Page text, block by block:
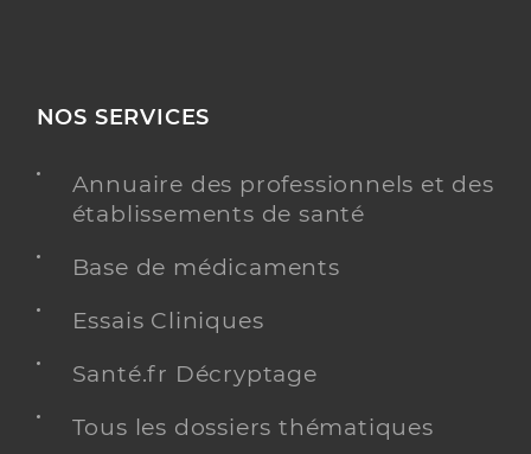
NOS SERVICES
Annuaire des professionnels et des
établissements de santé
Base de médicaments
Essais Cliniques
Santé.fr Décryptage
Tous les dossiers thématiques